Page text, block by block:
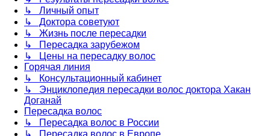
↳ Личный опыт
↳ Доктора советуют
↳ Жизнь после пересадки
↳ Пересадка зарубежом
↳ Цены на пересадку волос
Горячая линия
↳ Консультационный кабинет
↳ Энциклопедия пересадки волос доктора Хакан
Доганай
Пересадка волос
↳ Пересадка волос в России
↳ Пересадка волос в Европе